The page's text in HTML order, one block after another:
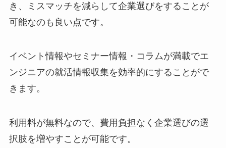
き、ミスマッチを減らして企業選びをすることが
可能なのも良い点です。
イベント情報やセミナー情報・コラムが満載でエ
ンジニアの就活情報収集を効率的にすることがで
きます。
利用料が無料なので、費用負担なく企業選びの選
択肢を増やすことが可能です。